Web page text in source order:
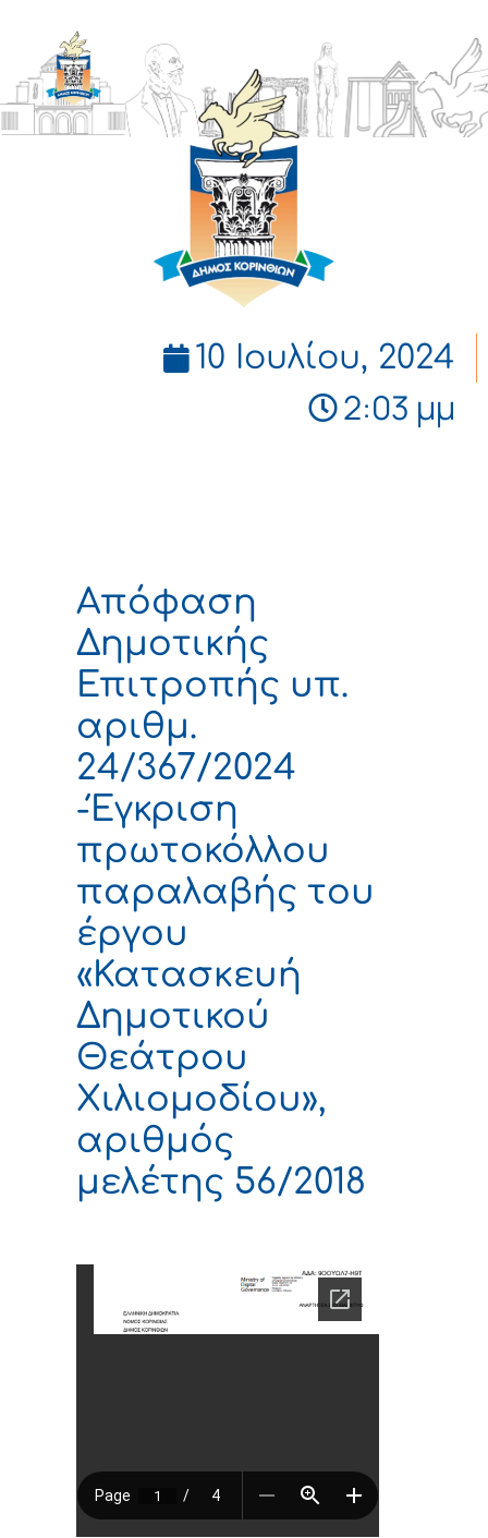
ΔΗΜΟΣ
ΚΟΡΙΝΘΙΩΝ
10 Ιουλίου, 2024
2:03 μμ
Απόφαση
Δημοτικής
Επιτροπής υπ.
αριθμ.
24/367/2024
-Έγκριση
πρωτοκόλλου
παραλαβής του
έργου
«Κατασκευή
Δημοτικού
Θεάτρου
Χιλιομοδίου»,
αριθμός
μελέτης 56/2018